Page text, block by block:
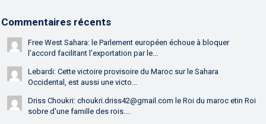
Commentaires récents
Free West Sahara: le Parlement européen échoue à bloquer
l’accord facilitant l’exportation par le...
Lebardi: Cette victoire provisoire du Maroc sur le Sahara
Occidental, est aussi une victo...
Driss Choukri: choukri.driss42@gmail.com le Roi du maroc etin Roi
sobre d'une famille des rois....